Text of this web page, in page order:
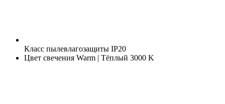
Класс пылевлагозащиты IP20
Цвет свечения Warm | Тёплый 3000 K